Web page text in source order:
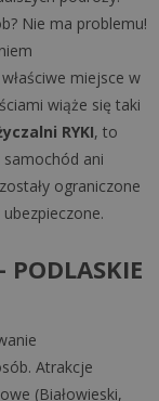
Nie ma problemu!
miejsce w
wiąże się taki
RYKI, to
ani
ograniczone
PODLASKIE
Atrakcje
(Białowieski,